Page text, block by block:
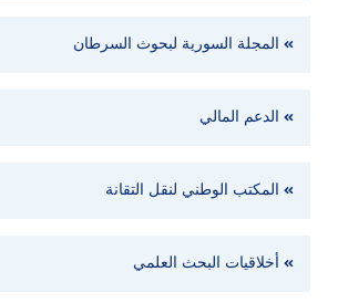
المجلة السورية لبحوث السرطان
الدعم المالي
المكتب الوطني لنقل التقانة
أخلاقيات البحث العلمي